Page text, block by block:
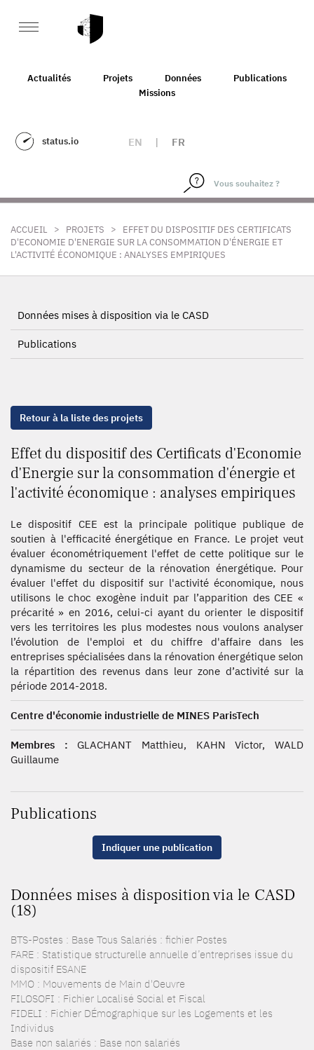
Actualités Projets Données
Publications
Missions
status.io EN | FR
ACCUEIL > PROJETS >
EFFET DU DISPOSITIF DES CERTIFICATS
D'ECONOMIE D'ENERGIE SUR LA CONSOMMATION D'ÉNERGIE ET
L'ACTIVITÉ ÉCONOMIQUE : ANALYSES EMPIRIQUES
Données mises à disposition via le CASD
Publications
Retour à la liste des projets
Effet du dispositif des Certificats d'Economie
d'Energie sur la consommation d'énergie et
l'activité économique : analyses empiriques
Le dispositif CEE est la principale politique publique de
soutien à l'efficacité énergétique en France. Le projet veut
évaluer économétriquement l'effet de cette politique sur le
dynamisme du secteur de la rénovation énergétique. Pour
évaluer l'effet du dispositif sur l'activité économique, nous
utilisons le choc exogène induit par l’apparition des CEE «
précarité » en 2016, celui-ci ayant du orienter le dispositif
vers les territoires les plus modestes nous voulons analyser
l’évolution de l'emploi et du chiffre d'affaire dans les
entreprises spécialisées dans la rénovation énergétique selon
la répartition des revenus dans leur zone d’activité sur la
période 2014-2018.
Centre d'économie industrielle de MINES ParisTech
Membres : GLACHANT Matthieu, KAHN Victor, WALD
Guillaume
Publications
Indiquer une publication
Données mises à disposition via le CASD
(18)
BTS-Postes : Base Tous Salariés : fichier Postes
FARE : Statistique structurelle annuelle d’entreprises issue du
dispositif ESANE
MMO : Mouvements de Main d'Oeuvre
FILOSOFI : Fichier Localisé Social et Fiscal
FIDELI : Fichier DÉmographique sur les Logements et les
Individus
Base non salariés : Base non salariés